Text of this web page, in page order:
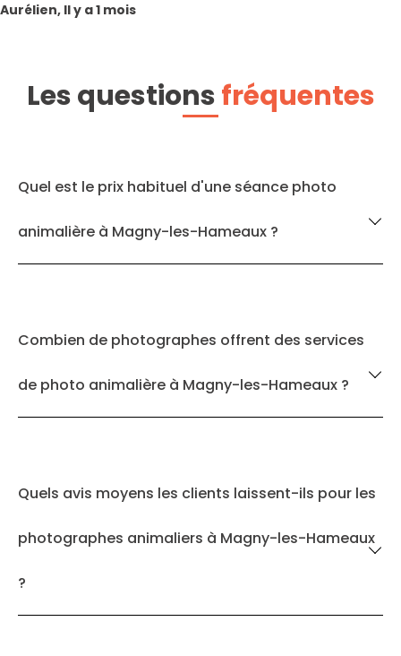
Aurélien, Il y a 1 mois
Les questionsfréquentes
Quel est le prix habituel d'une séance photo
animalière à Magny-les-Hameaux ?
Combien de photographes offrent des services
de photo animalière à Magny-les-Hameaux ?
Quels avis moyens les clients laissent-ils pour les
photographes animaliers à Magny-les-Hameaux
?